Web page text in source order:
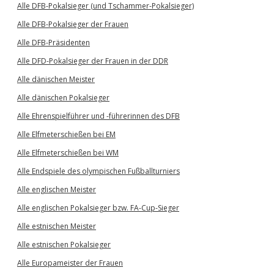
Alle DFB-Pokalsieger (und Tschammer-Pokalsieger)
Alle DFB-Pokalsieger der Frauen
Alle DFB-Präsidenten
Alle DFD-Pokalsieger der Frauen in der DDR
Alle dänischen Meister
Alle dänischen Pokalsieger
Alle Ehrenspielführer und -führerinnen des DFB
Alle Elfmeterschießen bei EM
Alle Elfmeterschießen bei WM
Alle Endspiele des olympischen Fußballturniers
Alle englischen Meister
Alle englischen Pokalsieger bzw. FA-Cup-Sieger
Alle estnischen Meister
Alle estnischen Pokalsieger
Alle Europameister der Frauen